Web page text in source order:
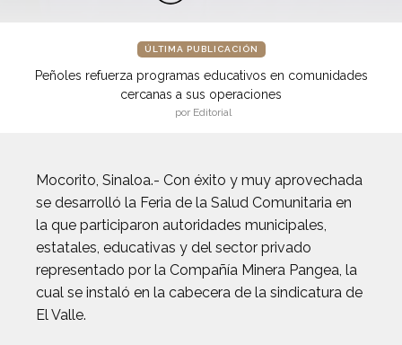
ÚLTIMA PUBLICACIÓN
Peñoles refuerza programas educativos en comunidades
cercanas a sus operaciones
por Editorial
Mocorito, Sinaloa.- Con éxito y muy aprovechada
se desarrolló la Feria de la Salud Comunitaria en
la que participaron autoridades municipales,
estatales, educativas y del sector privado
representado por la Compañía Minera Pangea, la
cual se instaló en la cabecera de la sindicatura de
El Valle.